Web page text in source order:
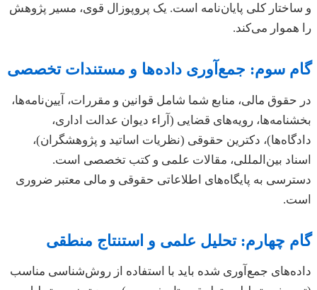
و ساختار کلی پایان‌نامه است. یک پروپوزال قوی، مسیر پژوهش
را هموار می‌کند.
گام سوم: جمع‌آوری داده‌ها و مستندات تخصصی
در حقوق مالی، منابع شما شامل قوانین و مقررات، آیین‌نامه‌ها،
بخشنامه‌ها، رویه‌های قضایی (آراء دیوان عدالت اداری،
دادگاه‌ها)، دکترین حقوقی (نظریات اساتید و پژوهشگران)،
اسناد بین‌المللی، مقالات علمی و کتب تخصصی است.
دسترسی به پایگاه‌های اطلاعاتی حقوقی و مالی معتبر ضروری
است.
گام چهارم: تحلیل علمی و استنتاج منطقی
داده‌های جمع‌آوری شده باید با استفاده از روش‌شناسی مناسب